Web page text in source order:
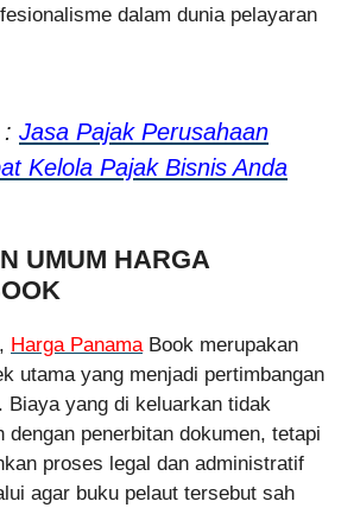
dalam dunia pelayaran
Jasa Pajak Perusahaan
Kelola Pajak Bisnis Anda
UMUM HARGA
Harga PanamaBook merupakan
utama yang menjadi pertimbangan
Biaya yang di keluarkan tidak
dengan penerbitan dokumen, tetapi
proses legal dan administratif
agar buku pelaut tersebut sah